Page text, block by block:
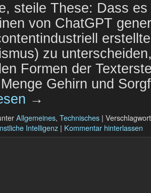
steile These: Dass
von ChatGPT
zu
Formen der
Gehirn und
→
Allgemeines, Technisches |
Intelligenz | Kommentar hinterlassen